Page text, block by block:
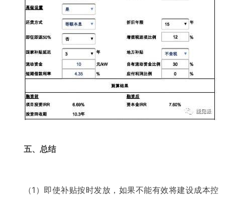
五、总结
（1）即使补贴按时发放，如果不能有效将建设成本控